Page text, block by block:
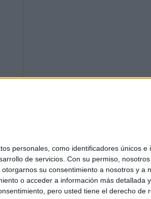
personales, como identificadores únicos
de servicios. Con su permiso,
su consentimiento a nosotros y a
o acceder a información más detallada
pero usted tiene el derecho de
|Política de cookies
[ESPAÑA] - Tel. +34 91 593 2767